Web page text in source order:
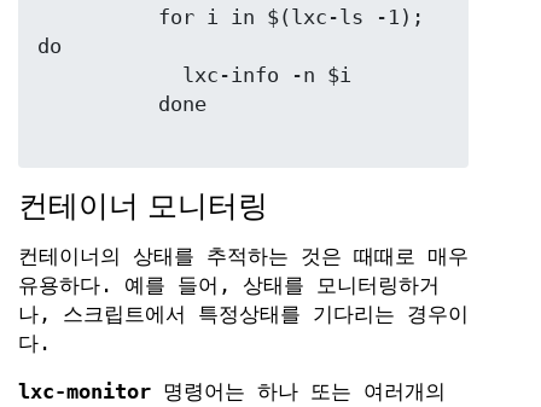
do
컨테이너 모니터링
컨테이너의 상태를 추적하는 것은 때때로 매우
유용하다. 예를 들어, 상태를 모니터링하거
나, 스크립트에서 특정상태를 기다리는 경우이
다.
lxc-monitor 명령어는 하나 또는 여러개의